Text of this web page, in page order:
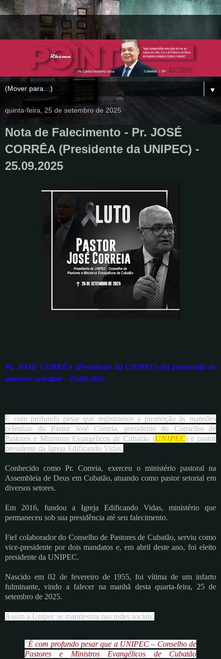
▼
quinta-feira, 25 de setembro de 2025
Nota de Falecimento - Pr. JOSÉ
CORRÊA (Presidente da UNIPEC) -
25.09.2025
Pr. JOSÉ CORRÊA (Presidente da UNIPEC) foi promovido às
mansões celestiais - 25.09.2025
E com profundo pesar que registramos a promoção às mansões
celestiais do Pastor José Correia, presidente do Conselho de
Pastores e Ministros Evangélicos de Cubatão (UNIPEC) e pastor
presidente da Igreja Edificando Vidas.
Conhecido como Pr. Correia, exerceu o ministério pastoral na
Assembleia de Deus em Cubatão, atuando como pastor setorial em
diversos setores.
Em 2016, fundou a Igreja Edificando Vidas, ministério que
permaneceu sob sua presidência até seu falecimento.
Fiel colaborador do Conselho de Pastores de Cubatão, serviu como
vice-presidente por dois mandatos e, em abril deste ano, foi eleito
presidente da UNIPEC.
Nascido em 02 de fevereiro de 1955, foi vítima de um infarto
fulminante, vindo a falecer na manhã desta quarta-feira, 25 de
setembro de 2025.
Assim a Unipec se manifestou nas redes sociais;
"É com profundo pesar que a UNIPEC – Conselho de
Pastores e Ministros Evangélicos de Cubatão